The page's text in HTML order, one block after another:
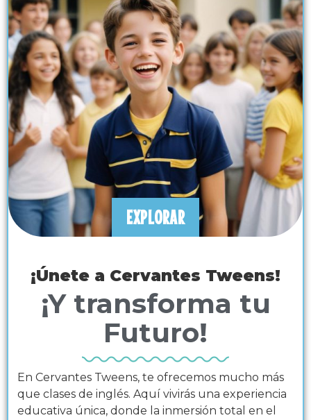
EXPLORAR
¡Únete a Cervantes Tweens!
¡Y transforma tu
Futuro!
En Cervantes Tweens, te ofrecemos mucho más
que clases de inglés. Aquí vivirás una experiencia
educativa única, donde la inmersión total en el